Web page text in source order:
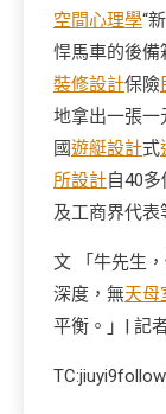
空間心理學“
悍馬車的後備
裝修設計保險
地拿出一張一
國遊艇設計式
所設計自40
及工商界代表
文 「牛先生
深度，無天母
平衡。」| 記